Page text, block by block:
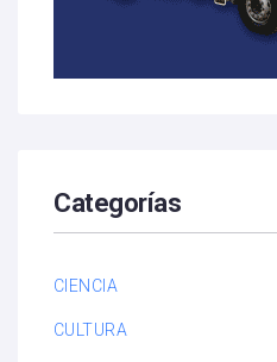
Categorías
CIENCIA
CULTURA